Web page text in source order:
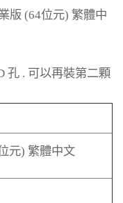
版 (64位元) 繁體中
孔 . 可以再裝第二顆
元) 繁體中文